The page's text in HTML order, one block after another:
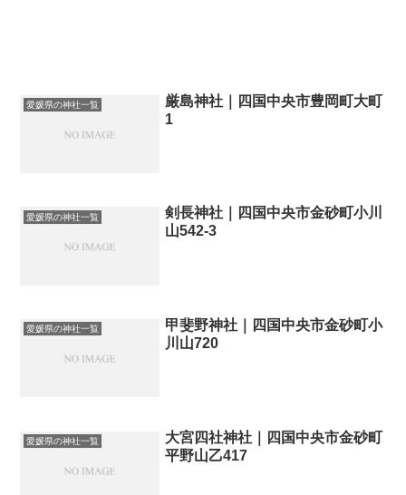
愛媛県の神社一覧
厳島神社｜四国中央市豊岡町大町
1
愛媛県の神社一覧
剣長神社｜四国中央市金砂町小川
山542-3
愛媛県の神社一覧
甲斐野神社｜四国中央市金砂町小
川山720
愛媛県の神社一覧
大宮四社神社｜四国中央市金砂町
平野山乙417